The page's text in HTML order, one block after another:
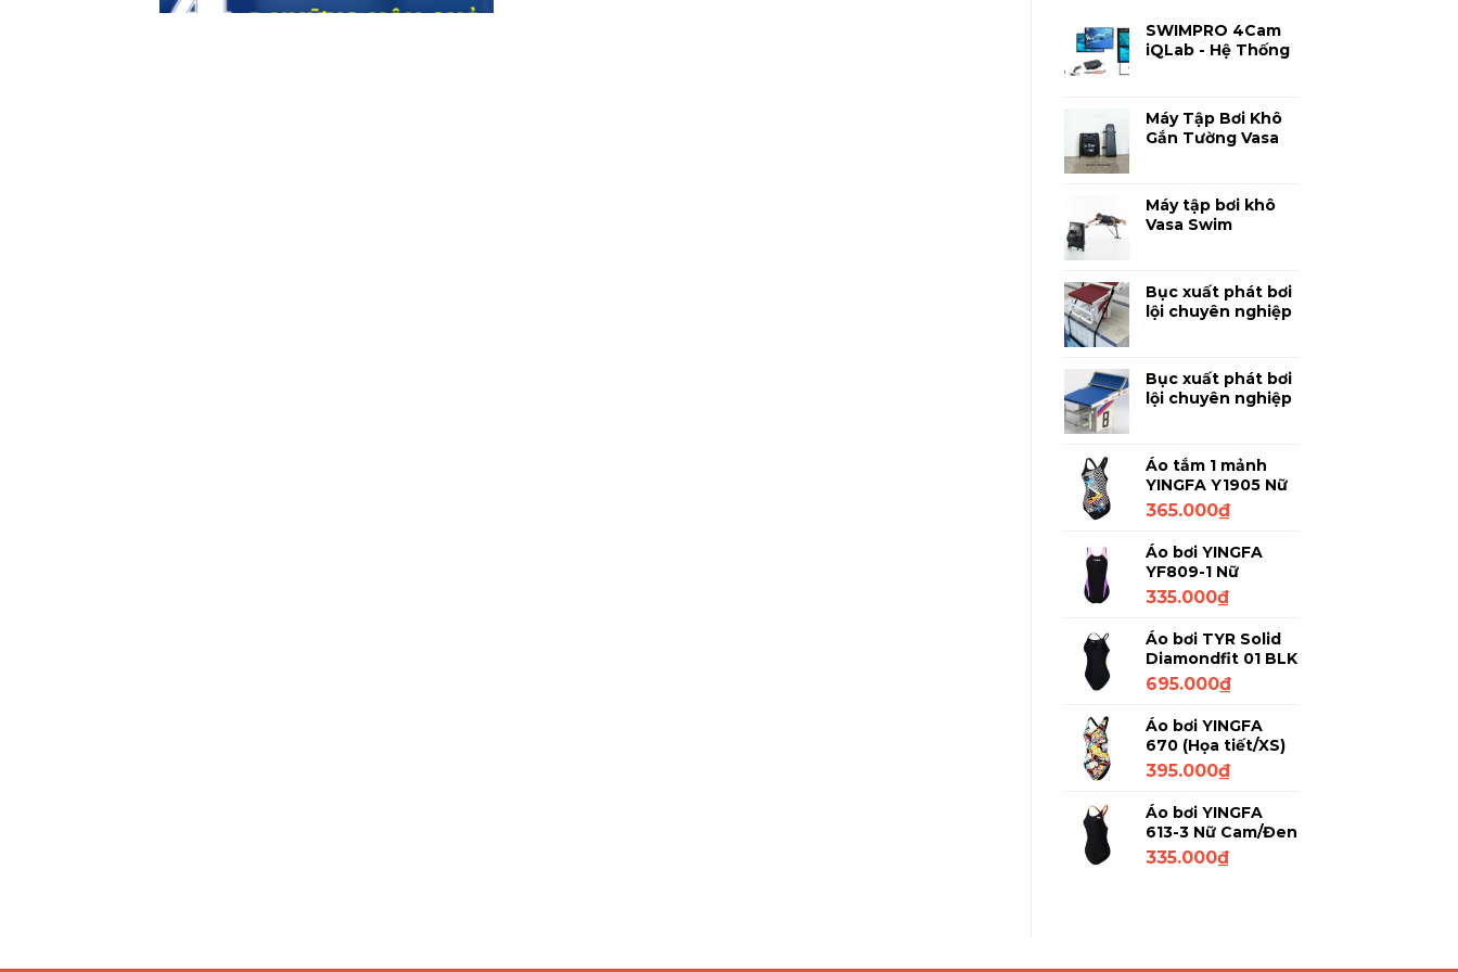
SWIMPRO 4Cam
iQLab - Hệ Thống
Chuyên Sâu
Máy Tập Bơi Khô
Gắn Tường Vasa
Luyện Bơi Chuyên
Nghiệp Tại Nhà
Máy tập bơi khô
Vasa Swim
bơi lội chuyên
nghiệp
Bục xuất phát bơi
lội chuyên nghiệp
Thanh Đạp
Bục xuất phát bơi
lội chuyên nghiệp
Áo tắm 1 mảnh
YINGFA Y1905 Nữ
Đen họa tiết 2XL
365.000₫
Áo bơi YINGFA
YF809-1 Nữ
Đen/Tím/Trắng XL
335.000₫
Áo bơi TYR Solid
Diamondfit 01 BLK
Đen L/32
695.000₫
Áo bơi YINGFA
670 (Họa tiết/XS)
395.000₫
Áo bơi YINGFA
613-3 Nữ Cam/Đen
M
335.000₫